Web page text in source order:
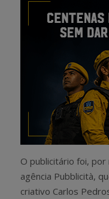
O publicitário foi,
agência Pubblicità,
criativo Carlos